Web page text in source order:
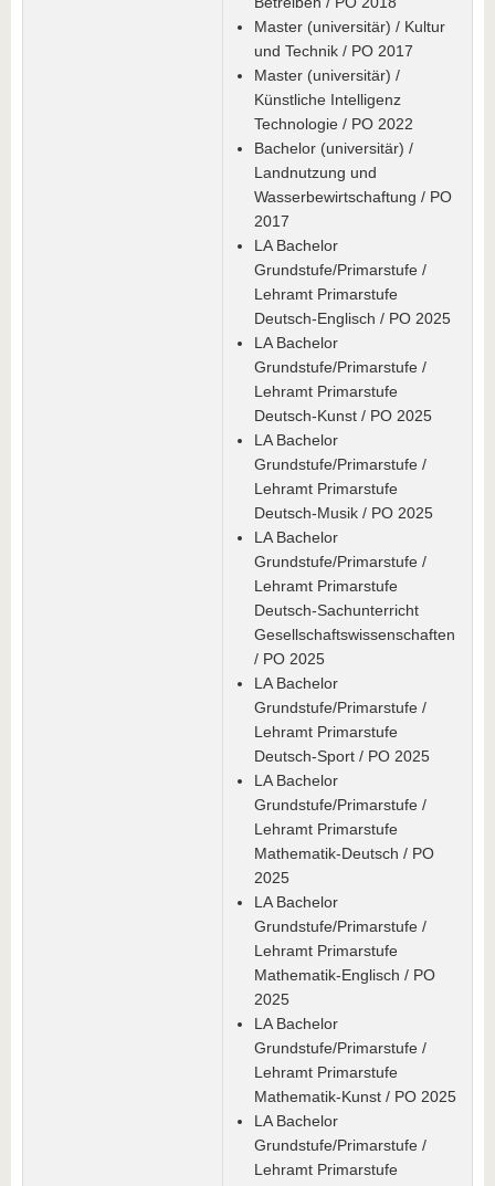
Master (universitär) / Kultur
und Technik / PO 2017
Master (universitär) /
Künstliche Intelligenz
Technologie / PO 2022
Bachelor (universitär) /
Landnutzung und
Wasserbewirtschaftung / PO
2017
LA Bachelor
Grundstufe/Primarstufe /
Lehramt Primarstufe
Deutsch-Englisch / PO 2025
LA Bachelor
Grundstufe/Primarstufe /
Lehramt Primarstufe
Deutsch-Kunst / PO 2025
LA Bachelor
Grundstufe/Primarstufe /
Lehramt Primarstufe
Deutsch-Musik / PO 2025
LA Bachelor
Grundstufe/Primarstufe /
Lehramt Primarstufe
Deutsch-Sachunterricht
Gesellschaftswissenschaften
/ PO 2025
LA Bachelor
Grundstufe/Primarstufe /
Lehramt Primarstufe
Deutsch-Sport / PO 2025
LA Bachelor
Grundstufe/Primarstufe /
Lehramt Primarstufe
Mathematik-Deutsch / PO
2025
LA Bachelor
Grundstufe/Primarstufe /
Lehramt Primarstufe
Mathematik-Englisch / PO
2025
LA Bachelor
Grundstufe/Primarstufe /
Lehramt Primarstufe
Mathematik-Kunst / PO 2025
LA Bachelor
Grundstufe/Primarstufe /
Lehramt Primarstufe